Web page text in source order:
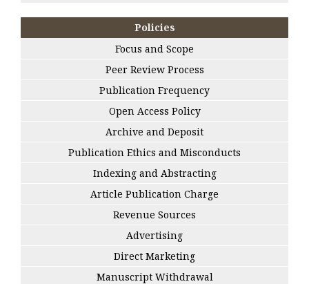
Policies
Focus and Scope
Peer Review Process
Publication Frequency
Open Access Policy
Archive and Deposit
Publication Ethics and Misconducts
Indexing and Abstracting
Article Publication Charge
Revenue Sources
Advertising
Direct Marketing
Manuscript Withdrawal